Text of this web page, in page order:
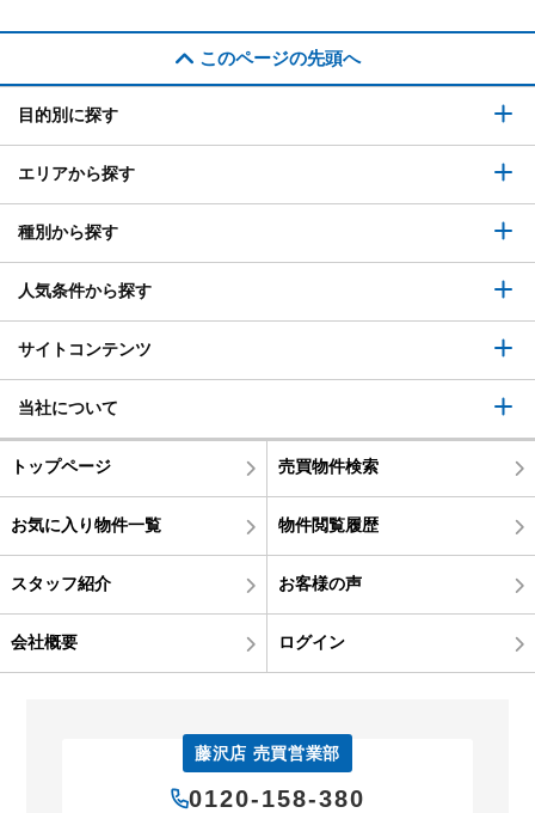
このページの先頭へ
目的別に探す
エリアから探す
種別から探す
人気条件から探す
サイトコンテンツ
当社について
トップページ 売買物件検索
お気に入り物件一覧 物件閲覧履歴
スタッフ紹介 お客様の声
会社概要 ログイン
藤沢店 売買営業部
0120-158-380